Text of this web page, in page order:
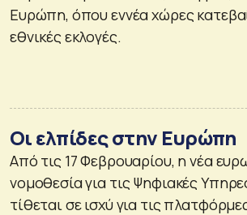
Ευρώπη, όπου εννέα χώρες
εθνικές εκλογές.
Οι ελπίδες στην Ευρώπη
Από τις 17 Φεβρουαρίου, η νέα
νομοθεσία για τις Ψηφιακές
τίθεται σε ισχύ για τις